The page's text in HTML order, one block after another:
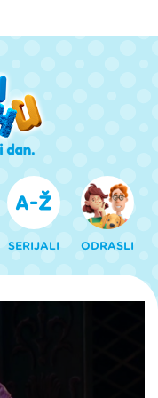
SERIJALI ODRASLI